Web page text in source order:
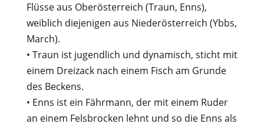
Flüsse aus Oberösterreich (Traun, Enns),
weiblich diejenigen aus Niederösterreich (Ybbs,
March).
• Traun ist jugendlich und dynamisch, sticht mit
einem Dreizack nach einem Fisch am Grunde
des Beckens.
• Enns ist ein Fährmann, der mit einem Ruder
an einem Felsbrocken lehnt und so die Enns als